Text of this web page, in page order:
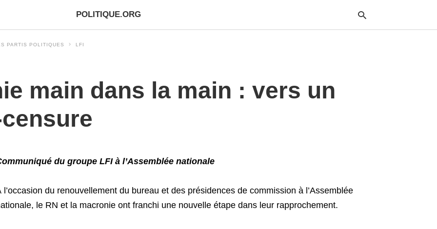
POLITIQUE.ORG
PARTIS POLITIQUES LFI
main dans la main : vers un
du groupe LFI à l’Assemblée nationale
l’occasion du renouvellement du bureau et des présidences de commission à l’Assemblée
le RN et la macronie ont franchi une nouvelle étape dans leur rapprochement.